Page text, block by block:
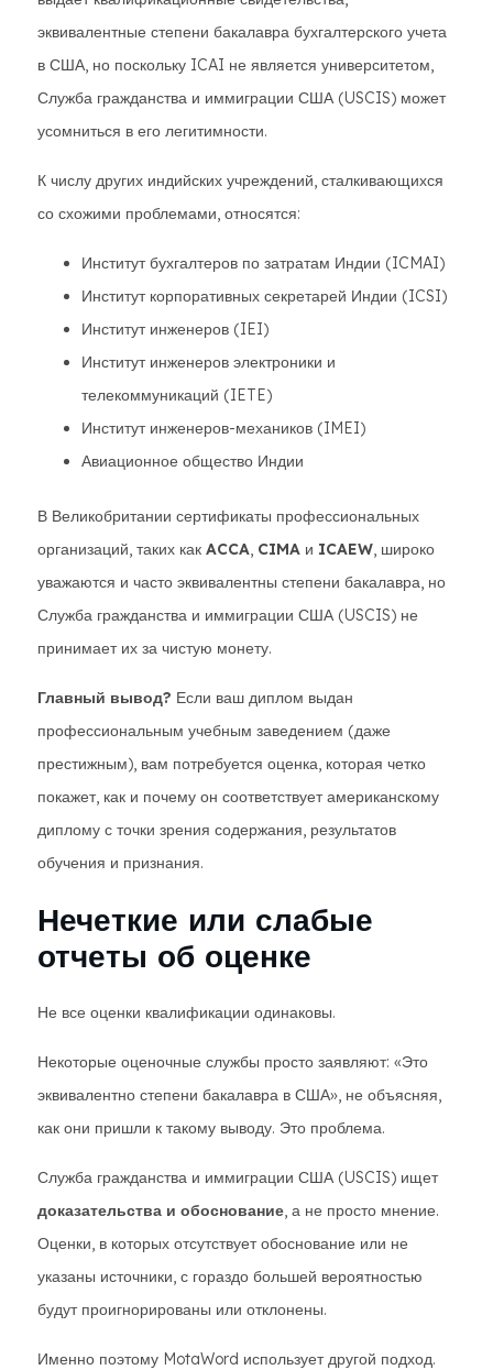
эквивалентные степени бакалавра бухгалтерского учета
в США, но поскольку ICAI не является университетом,
Служба гражданства и иммиграции США (USCIS) может
усомниться в его легитимности.
К числу других индийских учреждений, сталкивающихся
со схожими проблемами, относятся:
Институт бухгалтеров по затратам Индии (ICMAI)
Институт корпоративных секретарей Индии (ICSI)
Институт инженеров (IEI)
Институт инженеров электроники и
телекоммуникаций (IETE)
Институт инженеров-механиков (IMEI)
Авиационное общество Индии
В Великобритании сертификаты профессиональных
организаций, таких как ACCA, CIMA и ICAEW, широко
уважаются и часто эквивалентны степени бакалавра, но
Служба гражданства и иммиграции США (USCIS) не
принимает их за чистую монету.
Главный вывод? Если ваш диплом выдан
профессиональным учебным заведением (даже
престижным), вам потребуется оценка, которая четко
покажет, как и почему он соответствует американскому
диплому с точки зрения содержания, результатов
обучения и признания.
Нечеткие или слабые
отчеты об оценке
Не все оценки квалификации одинаковы.
Некоторые оценочные службы просто заявляют: «Это
эквивалентно степени бакалавра в США», не объясняя,
как они пришли к такому выводу. Это проблема.
Служба гражданства и иммиграции США (USCIS) ищет
доказательства и обоснование, а не просто мнение.
Оценки, в которых отсутствует обоснование или не
указаны источники, с гораздо большей вероятностью
будут проигнорированы или отклонены.
Именно поэтому MotaWord использует другой подход.